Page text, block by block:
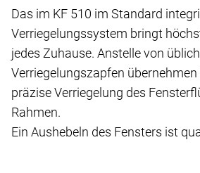
Das im KF 510 im Standard
Verriegelungssystem bringt
jedes Zuhause. Anstelle von
Verriegelungszapfen übernehmen
präzise Verriegelung des
Rahmen.
Ein Aushebeln des Fensters ist